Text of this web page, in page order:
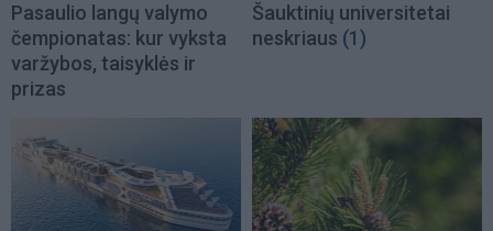
Pasaulio langų valymo
čempionatas: kur vyksta
varžybos, taisyklės ir
prizas
Šauktinių universitetai
neskriaus (1)